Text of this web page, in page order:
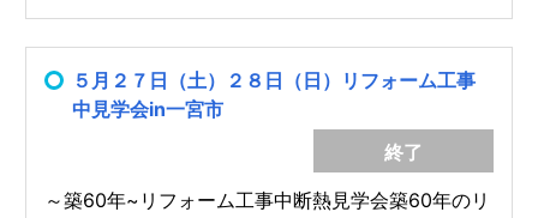
５月２７日（土）２８日（日）リフォーム工事
中見学会in一宮市
終了
～築60年~リフォーム工事中断熱見学会築60年のリ